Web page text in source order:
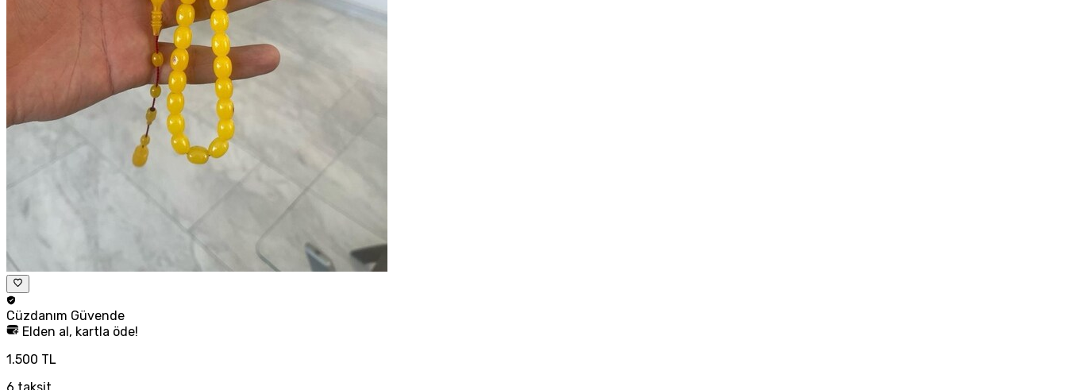
Cüzdanım Güvende
Elden al, kartla öde!
1.500 TL
6 taksit